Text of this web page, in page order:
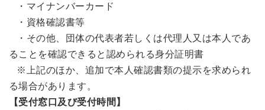
・マイナンバーカード
・資格確認書等
・その他、団体の代表者若しくは代理人又は本人であ
ることを確認できると認められる身分証明書
※上記のほか、追加で本人確認書類の提示を求められ
る場合があります。
【受付窓口及び受付時間】